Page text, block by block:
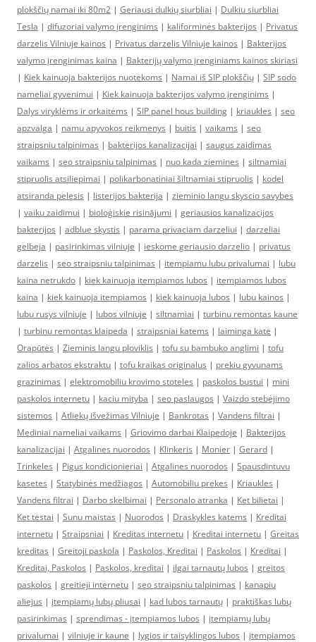
plokščių namai iki 80m2 | Geriausi dulkių siurbliai | Dulkiu siurbliai
Tesla | difuzoriai valymo įrenginims | kaliforminės bakterijos | Privatus
darzelis Vilniuje kainos | Privatus darzelis Vilniuje kainos | Bakterijos
valymo įrenginimas kaina | Bakterijų valymo įrenginiams kainos skiriasi
| Kiek kainuoja bakterijos nuotekoms | Namai iš SIP plokščių | SIP sodo
nameliai gyvenimui | Kiek kainuoja bakterijos valymo įrenginims |
Dalys viryklėms ir orkaitėms | SIP panel hous building | kriaukles | seo
apzvalga | namu apyvokos reikmenys | buitis | vaikams | seo
straipsniu talpinimas | bakterijos kanalizacijai | saugus zaidimas
vaikams | seo straipsniu talpinimas | nuo kada ziemines | siltnamiai
stipruolis atsiliepimai | polikarbonatiniai šiltnamiai stipruolis | kodel
atsiranda pelesis | listerijos bakterija | zieminio langu skyscio savybes
| vaiku zaidimui | bioloģiskie risinājumi | geriausios kanalizacijos
bakterijos | adblue skystis | parama privaciam darzeliui | darzeliai
gelbeja | pasirinkimas vilniuje | ieskome geriausio darzelio | privatus
darzelis | seo straipsniu talpinimas | itempiamu lubu privalumai | lubu
kaina netrukdo | kiek kainuoja itempiamos lubos | itempiamos lubos
kaina | kiek kainuoja itempiamos | kiek kainuoja lubos | lubu kainos |
lubu rusys vilniuje | lubos vilniuje | siltnamiai | turbinu remontas kaune
| turbinu remontas klaipeda | straipsniai katems | laiminga kate |
Orapūtės | Zieminis langu ploviklis | tofu su bambuko anglimi | tofu
zalios arbatos ekstraktu | tofu kraikas originalus | prekiu gyvunams
grazinimas | elektromobiliu krovimo stoteles | paskolos bustui | mini
paskolos internetu | kaciu mityba | seo paslaugos | Vaizdo stebėjimo
sistemos | Atliekų išvežimas Vilniuje | Bankrotas | Vandens filtrai |
Mediniai nameliai vaikams | Griovimo darbai Klaipedoje | Bakterijos
kanalizacijai | Atgalines nuorodos | Klinkeris | Monier | Gerard |
Trinkeles | Pigus kondicionieriai | Atgalines nuorodos | Spausdintuvu
kasetes | Statybinės medžiagos | Automobiliu prekes | Kriaukles |
Vandens filtrai | Darbo skelbimai | Personalo atranka | Ket bilietai |
Ket testai | Sunu maistas | Nuorodos | Draskykles katems | Kreditai
internetu | Straipsniai | Kreditas internetu | Kreditai internetu | Greitas
kreditas | Greitoji paskola | Paskolos, Kreditai | Paskolos | Kreditai |
Kreditai, Paskolos | Paskolos, kreditai | ilgai tarnautų lubos | greitos
paskolos | greitieji internetu | seo straipsniu talpinimas | kanapiu
aliejus | įtempiamų lubų pliusai | kad lubos tarnautų | praktiškas lubų
pasirinkimas | sprendimas - įtempiamos lubos | įtempiamų lubų
privalumai | vilniuje ir kaune | lygios ir taisyklingos lubos | įtempiamos